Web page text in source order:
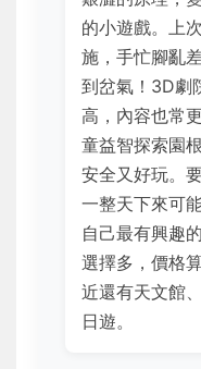
的小遊戲。上
施，手忙腳亂
到岔氣！3D劇
高，內容也常
童益智探索園
安全又好玩。
一整天下來可
自己最有興趣
選擇多，價格
近還有天文館
日遊。